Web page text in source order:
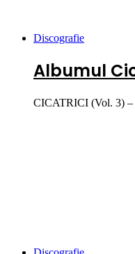
Discografie
Albumul
CICATRICI (Vol. 3) –